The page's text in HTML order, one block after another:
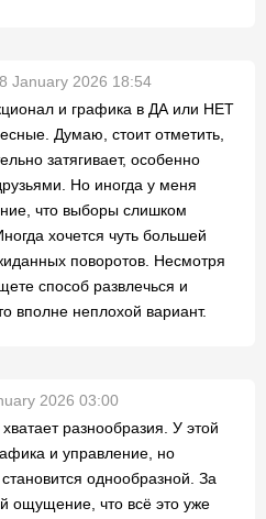
January 2026 18:54
и графика в ДА или НЕТ
Думаю, стоит отметить,
затягивает, особенно
Но иногда у меня
что выборы слишком
хочется чуть большей
поворотов. Несмотря
способ развлечься и
вполне неплохой вариант.
2026 03:00
разнообразия. У этой
и управление, но
однообразной. За
ощущение, что всё это уже